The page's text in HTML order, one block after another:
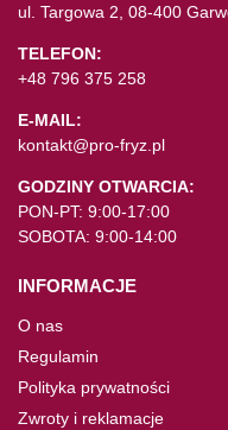
ul. Targowa 2, 08-400
TELEFON:
+48 796 375 258
E-MAIL:
kontakt@pro-fryz.pl
GODZINY OTWARCIA:
PON-PT: 9:00-17:00
SOBOTA: 9:00-14:00
INFORMACJE
O nas
Regulamin
Polityka prywatności
Zwroty i reklamacje